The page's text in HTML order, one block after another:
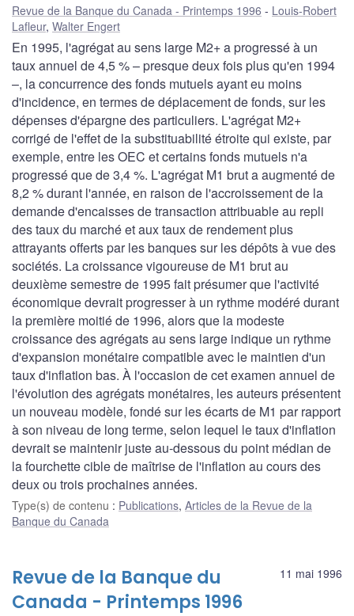
Revue de la Banque du Canada - Printemps 1996
Louis-Robert
Lafleur, Walter Engert
En 1995, l'agrégat au sens large M2+ a progressé à un
taux annuel de 4,5 % – presque deux fois plus qu'en 1994
–, la concurrence des fonds mutuels ayant eu moins
d'incidence, en termes de déplacement de fonds, sur les
dépenses d'épargne des particuliers. L'agrégat M2+
corrigé de l'effet de la substituabilité étroite qui existe, par
exemple, entre les OEC et certains fonds mutuels n'a
progressé que de 3,4 %. L'agrégat M1 brut a augmenté de
8,2 % durant l'année, en raison de l'accroissement de la
demande d'encaisses de transaction attribuable au repli
des taux du marché et aux taux de rendement plus
attrayants offerts par les banques sur les dépôts à vue des
sociétés. La croissance vigoureuse de M1 brut au
deuxième semestre de 1995 fait présumer que l'activité
économique devrait progresser à un rythme modéré durant
la première moitié de 1996, alors que la modeste
croissance des agrégats au sens large indique un rythme
d'expansion monétaire compatible avec le maintien d'un
taux d'inflation bas. À l'occasion de cet examen annuel de
l'évolution des agrégats monétaires, les auteurs présentent
un nouveau modèle, fondé sur les écarts de M1 par rapport
à son niveau de long terme, selon lequel le taux d'inflation
devrait se maintenir juste au-dessous du point médian de
la fourchette cible de maîtrise de l'inflation au cours des
deux ou trois prochaines années.
Type(s) de contenu : Publications, Articles de la Revue de la
Banque du Canada
11 mai 1996
Revue de la Banque du
Canada - Printemps 1996